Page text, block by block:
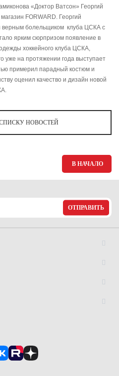
«Доктор Ватсон» Георгий
FORWARD. Георгий
верным болельщиком клуба ЦСКА с
ярким сюрпризом появление в
хоккейного клуба ЦСКА,
уже на протяжении года выступает
примерил парадный костюм и
оценил качество и дизайн новой
НОВОСТЕЙ
В НАЧАЛО
ОТПРАВИТЬ